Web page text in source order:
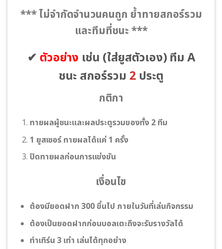
*** ไม่จำกัดจำนวนคนถูก ย้ำทายสกอร์รวม
และทีมที่ชนะ ***
✔ ตัวอย่าง เช่น (ใส่ยูสตัวเอง) ทีม A
ชนะ สกอร์รวม 2 ประตู
กติกา
ทายผลผู้ชนะและผลประตูรวมของทั้ง 2 ทีม
1 ยูสเซอร์ ทายผลได้แค่ 1 ครั้ง
ปิดทายผลก่อนการแข่งขัน
เงื่อนไข
ต้องมียอดฝาก 300 ขึ้นไป ภายในวันที่เล่นกิจกรรม
ต้องเป็นยอดฝากก่อนบอลเตะถึงจะรับรางวัลได้
ทําเทิร์น 3 เท่า เล่นได้ทุกอย่าง